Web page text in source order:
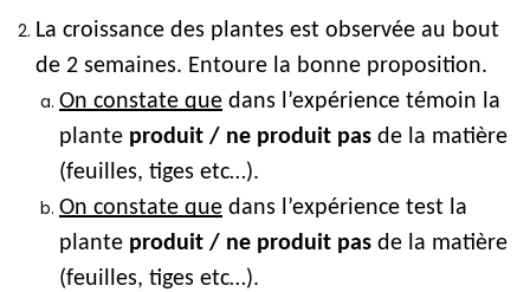
La croissance des plantes est observée au bout
de 2 semaines. Entoure la bonne proposition.
On constate que dans l’expérience témoin la
plante produit / ne produit pas de la matière
(feuilles, tiges etc…).
On constate que dans l’expérience test la
plante produit / ne produit pas de la matière
(feuilles, tiges etc…).